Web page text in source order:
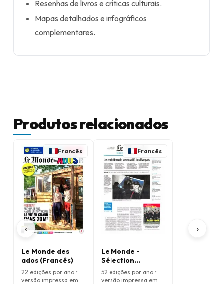
Resenhas de livros e críticas culturais.
Mapas detalhados e infográficos
complementares.
Produtos relacionados
‹
Francês
Le Monde des
ados (Francês)
22 edições por ano •
versão impressa em
Francês
Le Monde -
Sélection
Hebdomadaire
(Francês)
52 edições por ano •
versão impressa em
›